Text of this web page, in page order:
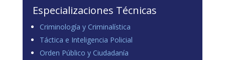
Especializaciones Técnicas
Criminología y Criminalística
Táctica e Inteligencia Policial
Orden Público y Ciudadanía